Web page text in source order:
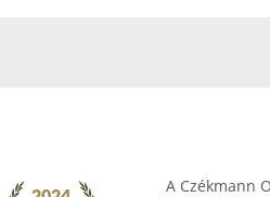
A Czékmann